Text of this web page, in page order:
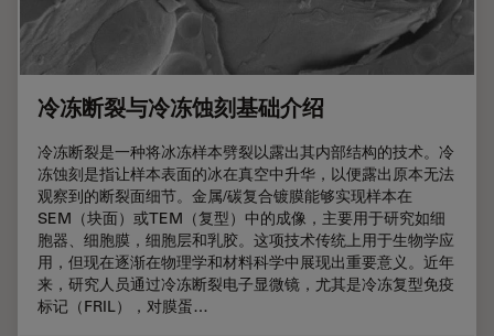
冷冻断裂与冷冻蚀刻基础介绍
冷冻断裂是一种将冰冻样本劈裂以露出其内部结构的技术。冷
冻蚀刻是指让样本表面的冰在真空中升华，以便露出原本无法
观察到的断裂面细节。金属/碳复合镀膜能够实现样本在
SEM（块面）或TEM（复型）中的成像，主要用于研究如细
胞器、细胞膜，细胞层和乳胶。这项技术传统上用于生物学应
用，但现在逐渐在物理学和材料科学中展现出重要意义。近年
来，研究人员通过冷冻断裂电子显微镜，尤其是冷冻复型免疫
标记（FRIL），对膜蛋…